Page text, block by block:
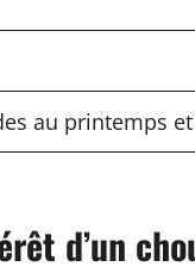
au printemps et
d’un